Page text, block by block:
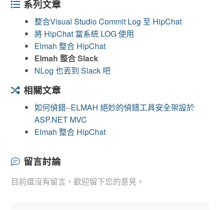
系列文章
整合Visual Studio Commit Log 至 HipChat
將 HipChat 當系統 LOG 使用
Elmah 整合 HipChat
Elmah 整合 Slack
NLog 也丟到 Slack 吧
相關文章
如何偵錯--ELMAH 絕妙的偵錯工具安全架設於
ASP.NET MVC
Elmah 整合 HipChat
留言討論
目前還沒有留言，歡迎留下您的意見。